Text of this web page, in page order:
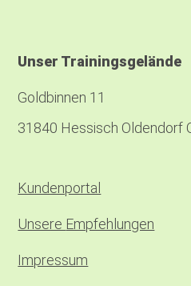
Unser Trainingsgelände
Goldbinnen 11
31840 Hessisch Oldendorf
Kundenportal
Unsere Empfehlungen
Impressum